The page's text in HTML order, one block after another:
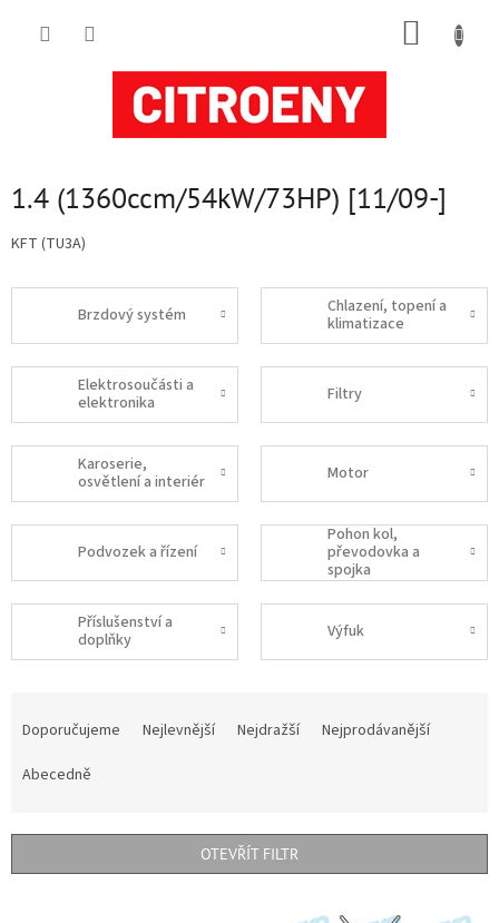
1.4 (1360ccm/54kW/73HP) [11/09-]
KFT (TU3A)
Brzdový systém
Chlazení, topení a
klimatizace
Elektrosoučásti a
elektronika
Filtry
Karoserie,
osvětlení a interiér
Motor
Podvozek a řízení
Pohon kol,
převodovka a
spojka
Příslušenství a
doplňky
Výfuk
r
Doporučujeme Nejlevnější Nejdražší
Nejprodávanější
Abecedně
OTEVŘÍT FILTR